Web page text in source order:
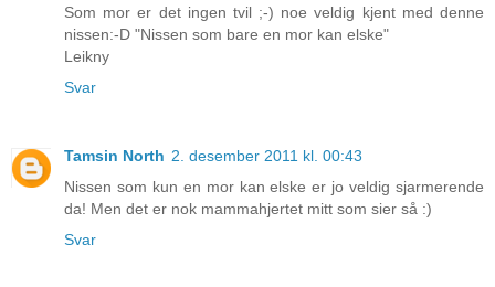
Som mor er det ingen tvil ;-) noe veldig kjent med denne
nissen:-D "Nissen som bare en mor kan elske"
Leikny
Svar
Tamsin North 2. desember 2011 kl. 00:43
Nissen som kun en mor kan elske er jo veldig sjarmerende
da! Men det er nok mammahjertet mitt som sier så :)
Svar